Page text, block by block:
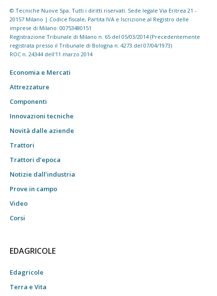
© Tecniche Nuove Spa. Tutti i diritti riservati. Sede legale Via Eritrea 21 -
20157 Milano | Codice fiscale, Partita IVA e Iscrizione al Registro delle
imprese di Milano: 00753480151
Registrazione Tribunale di Milano n. 65 del 05/03/2014 (Precedentemente
registrata presso il Tribunale di Bologna n. 4273 del 07/04/1973)
ROC n. 24344 dell'11 marzo 2014
Economia e Mercati
Attrezzature
Componenti
Innovazioni tecniche
Novità dalle aziende
Trattori
Trattori d’epoca
Notizie dall’industria
Prove in campo
Video
Corsi
EDAGRICOLE
Edagricole
Terra e Vita